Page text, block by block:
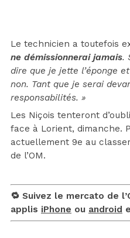
Le technicien a toutefois
ne démissionnerai jamais.
dire que je jette l’éponge
non. Tant que je serai
responsabilités. »
Les Niçois tenteront
face à Lorient, dimanche.
actuellement 9e au
de l’OM.
🔁 Suivez le mercato de
applis iPhone ou android